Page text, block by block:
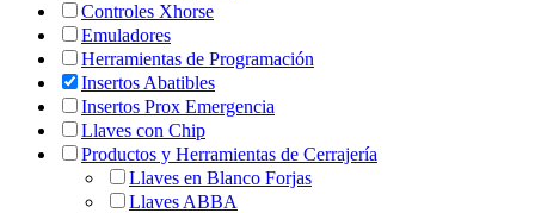
Controles Xhorse
Emuladores
Herramientas de Programación
Insertos Abatibles
Insertos Prox Emergencia
Llaves con Chip
Productos y Herramientas de Cerrajería
Llaves en Blanco Forjas
Llaves ABBA